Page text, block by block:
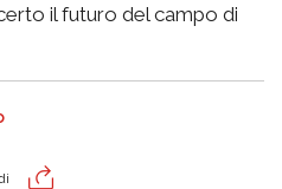
il futuro del campo di